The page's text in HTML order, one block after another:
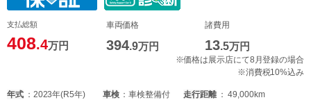
支払総額
408.4万円
車両価格
394.9万円
諸費用
13.5万円
※価格は展示店にて8月登録の場合
※消費税10%込み
年式 2023年(R5年) 車検 車検整備付 走行距離
49,000km